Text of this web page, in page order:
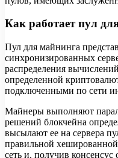
Как работает пул
Пул для майнинга
синхронизированных
распределения
определенной
подключенными по сети
Майнеры выполняют
решений блокчейна
высылают ее на сервера
правильной
сеть и, получив консенсус